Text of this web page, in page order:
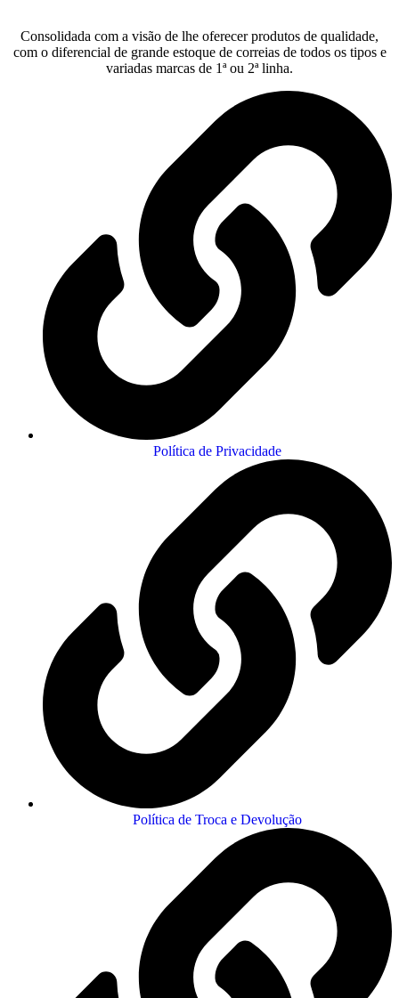
Consolidada com a visão de lhe oferecer produtos de qualidade,
com o diferencial de grande estoque de correias de todos os tipos e
variadas marcas de 1ª ou 2ª linha.
Política de Privacidade
Política de Troca e Devolução